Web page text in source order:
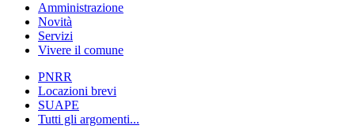
Amministrazione
Novità
Servizi
Vivere il comune
PNRR
Locazioni brevi
SUAPE
Tutti gli argomenti...